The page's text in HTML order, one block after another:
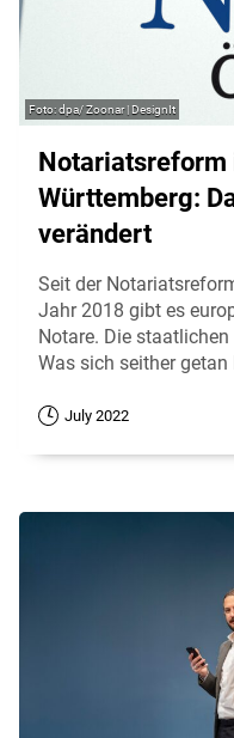
dpa/ Zoonar | DesignIt
Notariatsreform
Württemberg:
verändert
Seit der
Jahr 2018 gibt es
Notare. Die
Was sich seither getan
July 2022